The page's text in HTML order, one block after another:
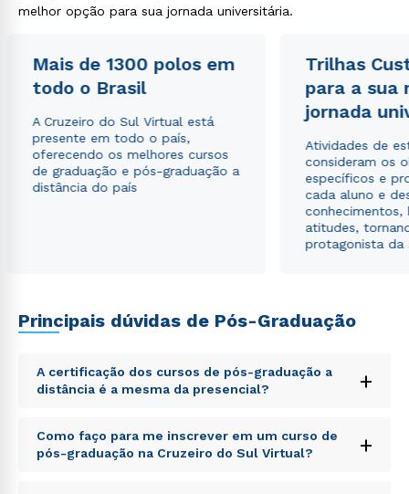
melhor opção para sua jornada universitária.
Mais de 1300 polos em
todo o Brasil
A Cruzeiro do Sul Virtual está
presente em todo o país,
oferecendo os melhores cursos
de graduação e pós-graduação a
distância do país
Trilhas
para a sua
jornada
Atividades de
consideram os
específicos e
cada aluno e
conhecimentos,
atitudes,
protagonista da
Principais dúvidas de Pós-Graduação
A certificação dos cursos de pós-graduação a
distância é a mesma da presencial?
+
Sed ut perspiciatis unde omnis iste natus error sit
voluptatem accusantium doloremque laudantium,
totam rem aperiam, eaque ipsa quae ab illo inventore
Como faço para me inscrever em um curso de
pós-graduação na Cruzeiro do Sul Virtual?
+
WhatsApp